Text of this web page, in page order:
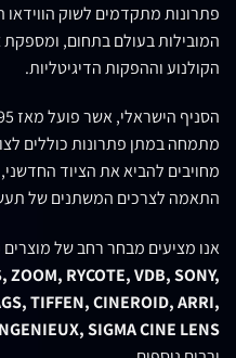
פתרונות מתקדמים לשוק
המובילות בעולם בתחום, ומספקת
הקולנוע וההפקות הדיגיטליות.
הסניף הישראלי, אשר פועל מאז 1995 ברחוב
מתמחה במתן פתרונות כוללים
מחויבים להביא את הציוד
התאמה לצרכים המשתנים של
אנו מציעים מבחר רחב של מוצרים
ZOOM, RYCOTE, VDB, SONY,
TIFFEN, CINEROID, ARRI,
SIGMA CINE LENS